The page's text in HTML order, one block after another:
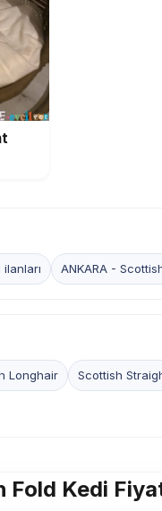
ANKARA -
Longhair Scottish
Kedi